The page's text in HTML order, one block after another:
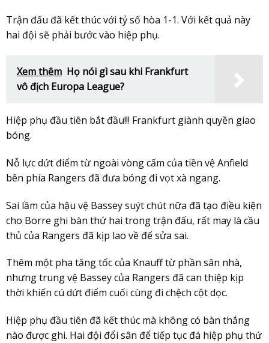
Trận đấu đã kết thúc với tỷ số hòa 1-1. Với kết quả này
hai đội sẽ phải bước vào hiệp phụ.
Xem thêm Họ nói gì sau khi Frankfurt
vô địch Europa League?
Hiệp phụ đầu tiên bắt đầu!!! Frankfurt giành quyền giao
bóng.
Nỗ lực dứt điểm từ ngoài vòng cấm của tiền vệ Anfield
bên phía Rangers đã đưa bóng đi vọt xà ngang.
Sai lầm của hậu vệ Bassey suýt chút nữa đã tạo điều kiện
cho Borre ghi bàn thứ hai trong trận đấu, rất may là cầu
thủ của Rangers đã kịp lao về để sửa sai.
Thêm một pha tăng tốc của Knauff từ phần sân nhà,
nhưng trung vệ Bassey của Rangers đã can thiệp kịp
thời khiến cú dứt điểm cuối cùng đi chệch cột dọc.
Hiệp phụ đầu tiên đã kết thúc mà không có bàn thắng
nào được ghi. Hai đội đổi sân để tiếp tục đá hiệp phụ thứ